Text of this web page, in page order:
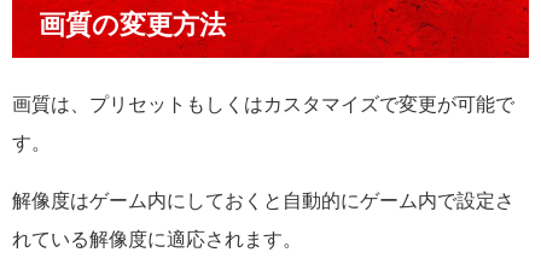
画質の変更方法
画質は、プリセットもしくはカスタマイズで変更が可能で
す。
解像度はゲーム内にしておくと自動的にゲーム内で設定さ
れている解像度に適応されます。